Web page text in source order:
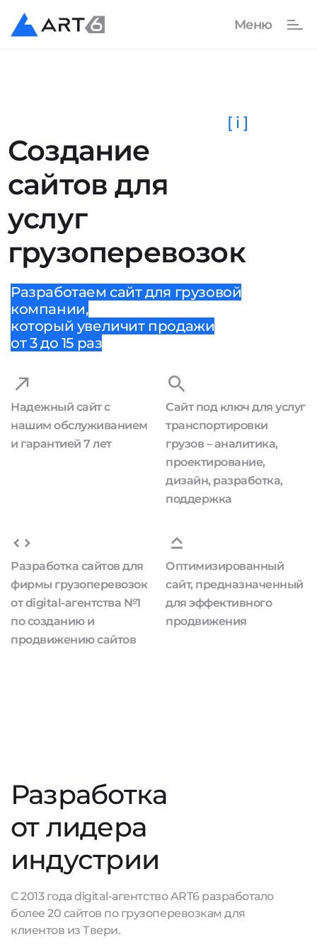
Создание
сайтов для
услуг
грузоперевозок
[ i ]
Разработаем сайт для грузовой
компании,
который увеличит продажи
от 3 до 15 раз
Надежный сайт с
нашим обслуживанием
и гарантией 7 лет
Сайт под ключ для услуг
транспортировки
грузов – аналитика,
проектирование,
дизайн, разработка,
поддержка
Разработка сайтов для
фирмы грузоперевозок
от digital-агентства №1
по созданию и
продвижению сайтов
Оптимизированный
сайт, предназначенный
для эффективного
продвижения
Разработка
от лидера
индустрии
С 2013 года digital-агентство ART6 разработало
более 20 сайтов по грузоперевозкам для
клиентов из Твери.